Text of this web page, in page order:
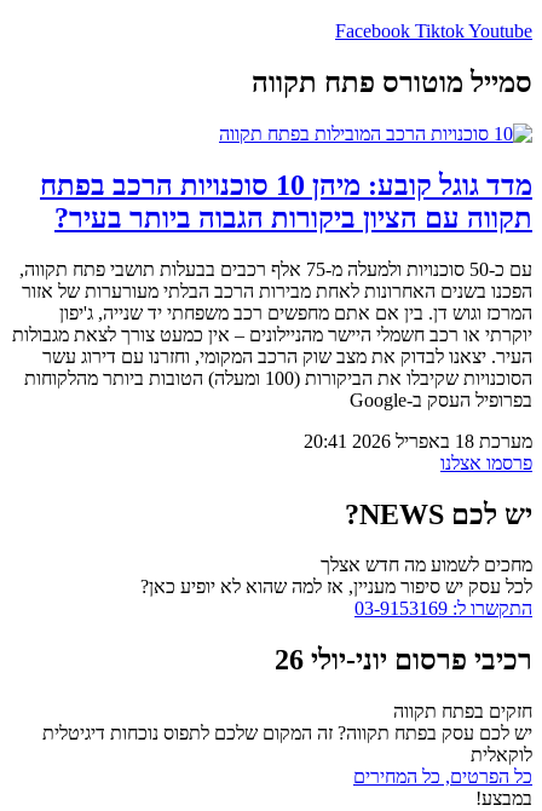
Facebook TiktokYoutube
סמייל מוטורס פתח תקווה
מדד גוגל קובע: מיהן 10 סוכנויות הרכב בפתח
תקווה עם הציון ביקורות הגבוה ביותר בעיר?
עם כ-50 סוכנויות ולמעלה מ-75 אלף רכבים בבעלות תושבי פתח תקווה,
הפכנו בשנים האחרונות לאחת מבירות הרכב הבלתי מעורערות של אזור
המרכז וגוש דן. בין אם אתם מחפשים רכב משפחתי יד שנייה, ג'יפון
יוקרתי או רכב חשמלי היישר מהניילונים – אין כמעט צורך לצאת מגבולות
העיר. יצאנו לבדוק את מצב שוק הרכב המקומי, וחזרנו עם דירוג עשר
הסוכנויות שקיבלו את הביקורות (100 ומעלה) הטובות ביותר מהלקוחות
בפרופיל העסק ב-Google
מערכת 18 באפריל 2026
20:41
פרסמו אצלנו
יש לכם NEWS?
מחכים לשמוע מה חדש אצלך
לכל עסק יש סיפור מעניין, אז למה שהוא לא יופיע כאן?
התקשרו ל: 03-9153169
רכיבי פרסום יוני-יולי 26
חזקים בפתח תקווה
יש לכם עסק בפתח תקווה? זה המקום שלכם לתפוס נוכחות דיגיטלית
לוקאלית
כל הפרטים, כל המחירים
במבצע!